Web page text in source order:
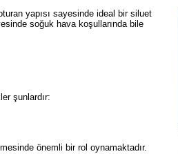
yapısı sayesinde ideal bir siluet
soğuk hava koşullarında bile
şunlardır:
önemli bir rol oynamaktadır.